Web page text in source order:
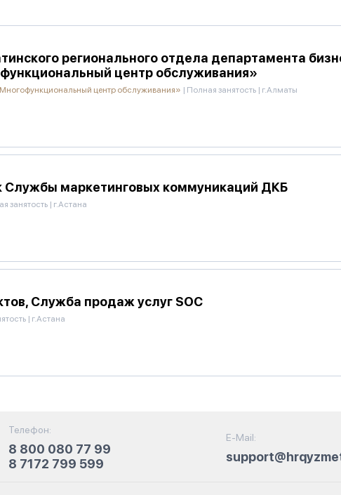
регионального отдела департамента
центр обслуживания»
центр обслуживания» | Полная занятость | г.Алматы
Службы маркетинговых коммуникаций ДКБ
занятость | г.Астана
Служба продаж услуг SOC
| г.Астана
Телефон:
8 800 080 77 99
8 7172 799 599
E-Mail: